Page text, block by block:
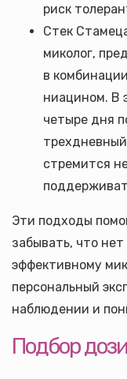
риск
Стек
миколог,
в
ниацином. В
четыре дня
стремится
Эти подходы
забывать, что
эффективному
персональный
наблюдении и
Подбор